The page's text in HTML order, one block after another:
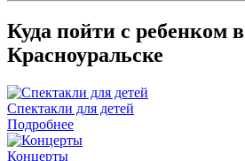
Куда пойти с ребенком в
Красноуральске
Спектакли для детей
Подробнее
Концерты